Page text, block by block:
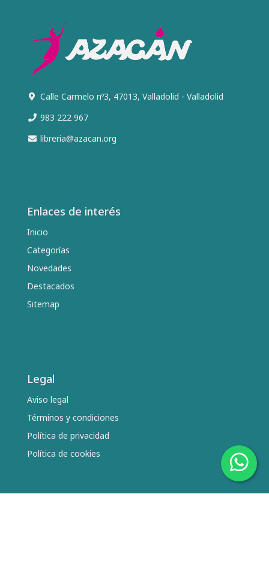
Calle Carmelo nº3, 47013, Valladolid - Valladolid
983 222 967
libreria@azacan.org
Enlaces de interés
Inicio
Categorías
Novedades
Destacados
Sitemap
Legal
Aviso legal
Términos y condiciones
Política de privacidad
Política de cookies